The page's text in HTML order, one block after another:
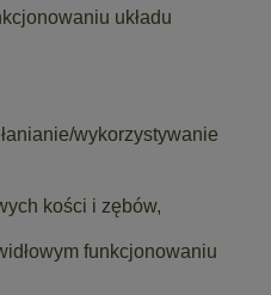
układu
wykorzystywanie
kości i zębów,
funkcjonowaniu